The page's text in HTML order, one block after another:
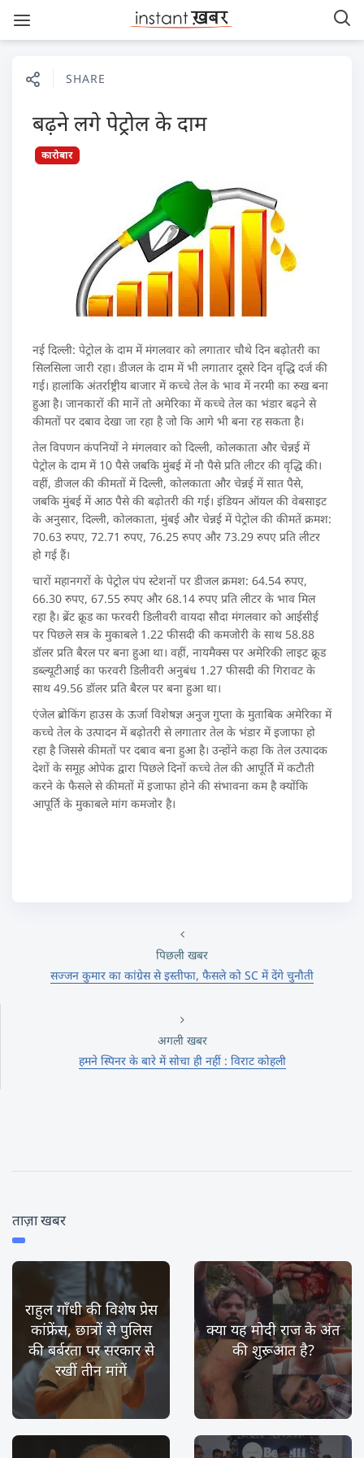
SHARE
बढ़ने लगे पेट्रोल के दाम
कारोबार
नई दिल्ली: पेट्रोल के दाम में मंगलवार को लगातार चौथे दिन बढ़ोतरी का
सिलसिला जारी रहा। डीजल के दाम में भी लगातार दूसरे दिन वृद्धि दर्ज की
गई। हालांकि अंतर्राष्ट्रीय बाजार में कच्चे तेल के भाव में नरमी का रुख बना
हुआ है। जानकारों की मानें तो अमेरिका में कच्चे तेल का भंडार बढ़ने से
कीमतों पर दबाव देखा जा रहा है जो कि आगे भी बना रह सकता है।
तेल विपणन कंपनियों ने मंगलवार को दिल्ली, कोलकाता और चेन्नई में
पेट्रोल के दाम में 10 पैसे जबकि मुंबई में नौ पैसे प्रति लीटर की वृद्धि की।
वहीं, डीजल की कीमतों में दिल्ली, कोलकाता और चेन्नई में सात पैसे,
जबकि मुंबई में आठ पैसे की बढ़ोतरी की गई। इंडियन ऑयल की वेबसाइट
के अनुसार, दिल्ली, कोलकाता, मुंबई और चेन्नई में पेट्रोल की कीमतें क्रमश:
70.63 रुपए, 72.71 रुपए, 76.25 रुपए और 73.29 रुपए प्रति लीटर
हो गई हैं।
चारों महानगरों के पेट्रोल पंप स्टेशनों पर डीजल क्रमश: 64.54 रुपए,
66.30 रुपए, 67.55 रुपए और 68.14 रुपए प्रति लीटर के भाव मिल
रहा है। ब्रेंट क्रूड का फरवरी डिलीवरी वायदा सौदा मंगलवार को आईसीई
पर पिछले सत्र के मुकाबले 1.22 फीसदी की कमजोरी के साथ 58.88
डॉलर प्रति बैरल पर बना हुआ था। वहीं, नायमैक्स पर अमेरिकी लाइट क्रूड
डब्ल्यूटीआई का फरवरी डिलीवरी अनुबंध 1.27 फीसदी की गिरावट के
साथ 49.56 डॉलर प्रति बैरल पर बना हुआ था।
एंजेल ब्रोकिंग हाउस के ऊर्जा विशेषज्ञ अनुज गुप्ता के मुताबिक अमेरिका में
कच्चे तेल के उत्पादन में बढ़ोतरी से लगातार तेल के भंडार में इजाफा हो
रहा है जिससे कीमतों पर दबाव बना हुआ है। उन्होंने कहा कि तेल उत्पादक
देशों के समूह ओपेक द्वारा पिछले दिनों कच्चे तेल की आपूर्ति में कटौती
करने के फैसले से कीमतों में इजाफा होने की संभावना कम है क्योंकि
आपूर्ति के मुकाबले मांग कमजोर है।
पिछली खबर
सज्जन कुमार का कांग्रेस से इस्तीफा, फैसले को SC में देंगे चुनौती
अगली खबर
हमने स्पिनर के बारे में सोचा ही नहीं : विराट कोहली
ताज़ा खबर
राहुल गाँधी की विशेष प्रेस
कांफ्रेंस, छात्रों से पुलिस
की बर्बरता पर सरकार से
रखीं तीन मांगें
क्या यह मोदी राज के अंत
की शुरूआत है?